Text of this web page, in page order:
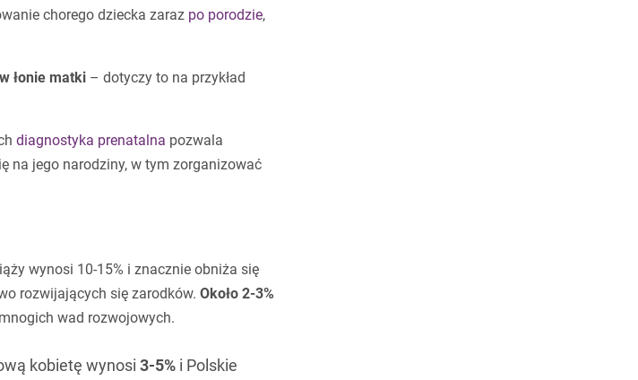
chorego dziecka zaraz po porodzie,
łonie matki – dotyczy to na przykład
diagnostyka prenatalna pozwala
na jego narodziny, w tym zorganizować
wynosi 10-15% i znacznie obniża się
rozwijających się zarodków. Około 2-3%
wad rozwojowych.
kobietę wynosi 3-5% i Polskie